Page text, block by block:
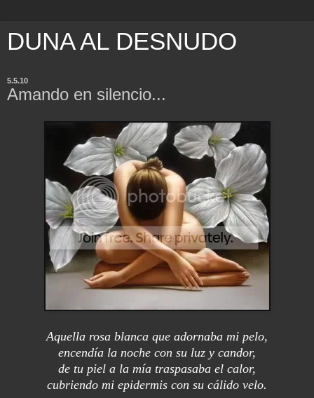
DUNA AL DESNUDO
5.5.10
Amando en silencio...
Aquella rosa blanca que adornaba mi pelo,
encendía la noche con su luz y candor,
de tu piel a la mía traspasaba el calor,
cubriendo mi epidermis con su cálido velo.